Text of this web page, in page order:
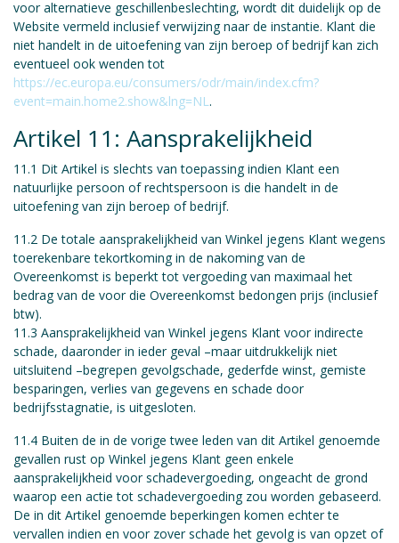
voor alternatieve geschillenbeslechting, wordt dit duidelijk op de
Website vermeld inclusief verwijzing naar de instantie. Klant die
niet handelt in de uitoefening van zijn beroep of bedrijf kan zich
eventueel ook wenden tot
https://ec.europa.eu/consumers/odr/main/index.cfm?
event=main.home2.show&lng=NL.
Artikel 11: Aansprakelijkheid
11.1 Dit Artikel is slechts van toepassing indien Klant een
natuurlijke persoon of rechtspersoon is die handelt in de
uitoefening van zijn beroep of bedrijf.
11.2 De totale aansprakelijkheid van Winkel jegens Klant wegens
toerekenbare tekortkoming in de nakoming van de
Overeenkomst is beperkt tot vergoeding van maximaal het
bedrag van de voor die Overeenkomst bedongen prijs (inclusief
btw).
11.3 Aansprakelijkheid van Winkel jegens Klant voor indirecte
schade, daaronder in ieder geval –maar uitdrukkelijk niet
uitsluitend –begrepen gevolgschade, gederfde winst, gemiste
besparingen, verlies van gegevens en schade door
bedrijfsstagnatie, is uitgesloten.
11.4 Buiten de in de vorige twee leden van dit Artikel genoemde
gevallen rust op Winkel jegens Klant geen enkele
aansprakelijkheid voor schadevergoeding, ongeacht de grond
waarop een actie tot schadevergoeding zou worden gebaseerd.
De in dit Artikel genoemde beperkingen komen echter te
vervallen indien en voor zover schade het gevolg is van opzet of